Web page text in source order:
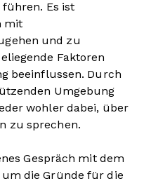
Es ist
mit
und zu
Faktoren
beeinflussen. Durch
Umgebung
wohler dabei, über
zu sprechen.
Gespräch mit dem
die Gründe für die